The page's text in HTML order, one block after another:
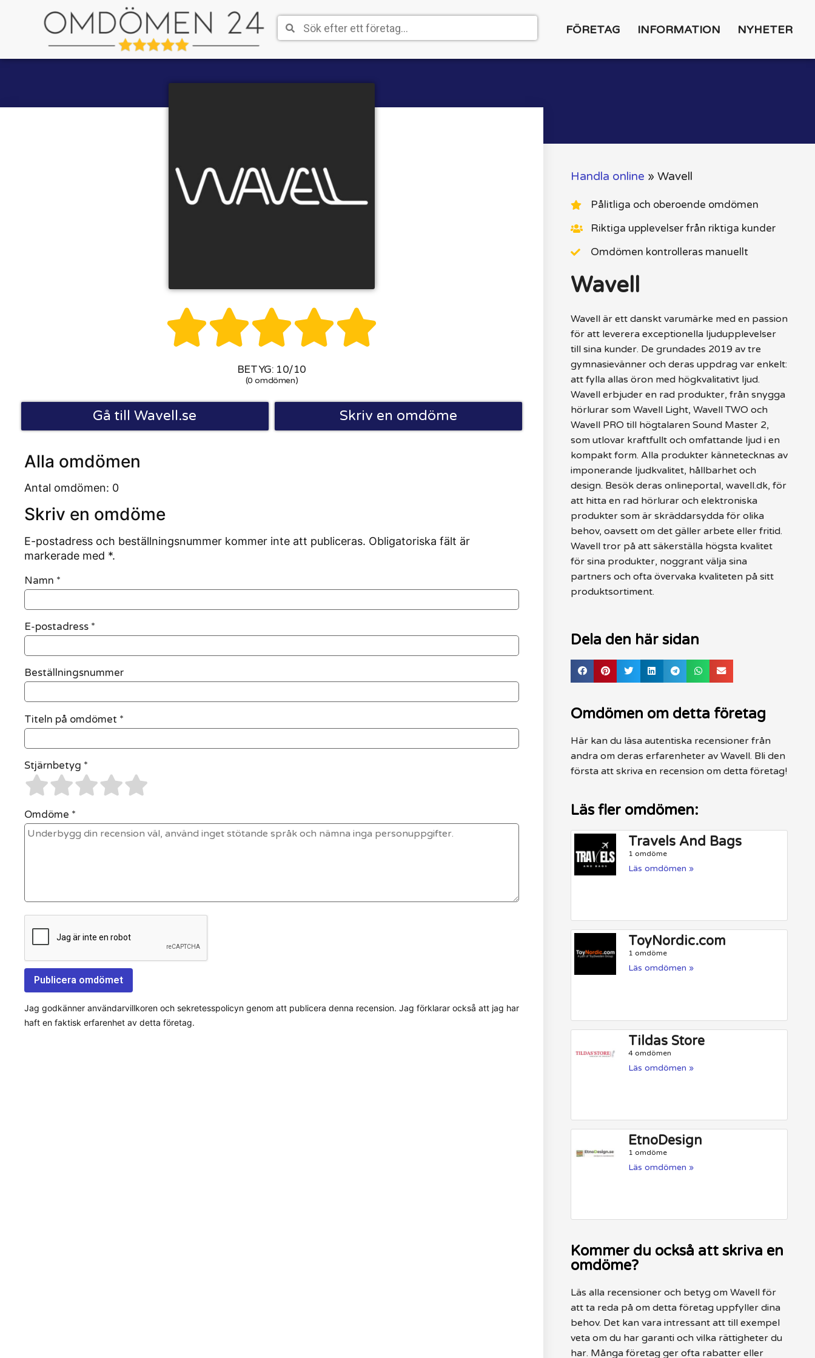
FÖRETAG INFORMATION NYHETER

BETYG: 10/10
(0 omdömen)
Gå till Wavell.se Skriv en omdöme
Alla omdömen
Antal omdömen: 0
Skriv en omdöme
E-postadress och beställningsnummer kommer inte att publiceras. Obligatoriska fält är
markerade med *.
Namn *
E-postadress *
Beställningsnummer
Titeln på omdömet *
Stjärnbetyg *
Omdöme *
Jag godkänner användarvillkoren och sekretesspolicyn genom att publicera denna recension. Jag förklarar också att jag har
haft en faktisk erfarenhet av detta företag.
Handla online » Wavell
Pålitliga och oberoende omdömen
Riktiga upplevelser från riktiga kunder
Omdömen kontrolleras manuellt
Wavell
Wavell är ett danskt varumärke med en passion
för att leverera exceptionella ljudupplevelser
till sina kunder. De grundades 2019 av tre
gymnasievänner och deras uppdrag var enkelt:
att fylla allas öron med högkvalitativt ljud.
Wavell erbjuder en rad produkter, från snygga
hörlurar som Wavell Light, Wavell TWO och
Wavell PRO till högtalaren Sound Master 2,
som utlovar kraftfullt och omfattande ljud i en
kompakt form. Alla produkter kännetecknas av
imponerande ljudkvalitet, hållbarhet och
design. Besök deras onlineportal, wavell.dk, för
att hitta en rad hörlurar och elektroniska
produkter som är skräddarsydda för olika
behov, oavsett om det gäller arbete eller fritid.
Wavell tror på att säkerställa högsta kvalitet
för sina produkter, noggrant välja sina
partners och ofta övervaka kvaliteten på sitt
produktsortiment.
Dela den här sidan
Omdömen om detta företag
Här kan du läsa autentiska recensioner från
andra om deras erfarenheter av Wavell. Bli den
första att skriva en recension om detta företag!
Läs fler omdömen:
Travels And Bags
1 omdöme
Läs omdömen »
ToyNordic.com
1 omdöme
Läs omdömen »
Tildas Store
4 omdömen
Läs omdömen »
EtnoDesign
1 omdöme
Läs omdömen »
Kommer du också att skriva en
omdöme?
Läs alla recensioner och betyg om Wavell för
att ta reda på om detta företag uppfyller dina
behov. Det kan vara intressant att till exempel
veta om du har garanti och vilka rättigheter du
har. Många företag ger ofta rabatter eller